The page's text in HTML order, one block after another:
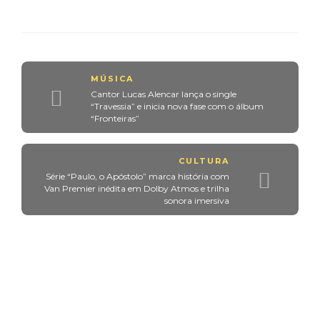
MÚSICA
Cantor Lucas Alencar lança o single
“Travessia” e inicia nova fase com o álbum
“Fronteiras”
CULTURA
Série “Paulo, o Apóstolo” marca história com
Van Premier inédita em Dolby Atmos e trilha
sonora imersiva